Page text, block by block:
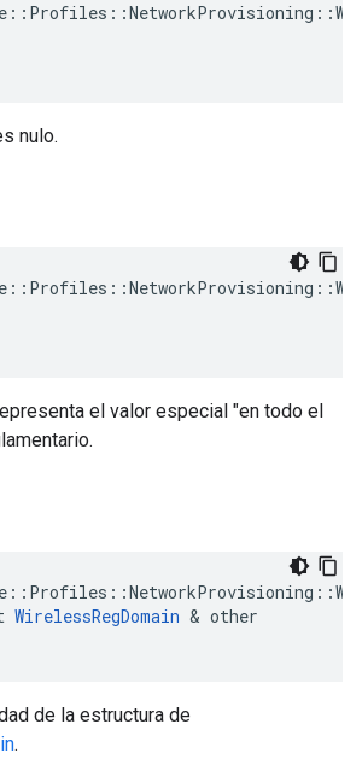
:: Profiles ::NetworkProvisioning ::
nulo.
:: Profiles ::NetworkProvisioning ::
el valor especial "en todo el
:: Profiles ::NetworkProvisioning ::
WirelessRegDomain & other
de la estructura de
.